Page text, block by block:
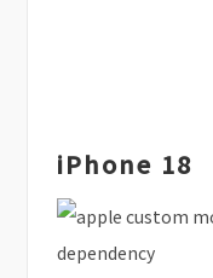
iPhone 18